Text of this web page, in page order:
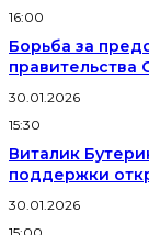
16:00
Борьба за
30.01.2026
15:30
Виталик
поддержки
30.01.2026